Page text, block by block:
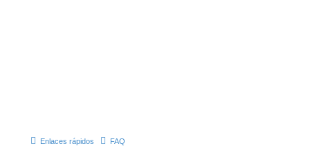
Enlaces rápidos FAQ